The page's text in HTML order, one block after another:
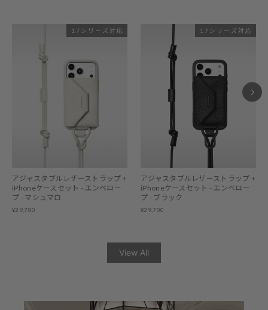
17シリーズ対応
アジャスタブルレザーストラップ +
iPhoneケースセット - エンベロー
プ - マシュマロ
¥29,700
17シリーズ対応
アジャスタブルレザーストラップ +
iPhoneケースセット - エンベロー
プ - ブラック
¥29,700
View All